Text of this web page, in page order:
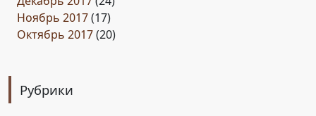
Ноябрь 2017(17)
Октябрь 2017(20)
Рубрики